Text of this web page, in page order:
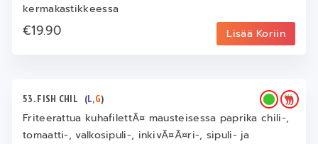
kermakastikkeessa
€19.90 Lisää Koriin
53. FISH CHIL (L,G)
Friteerattua kuhafilettÃ¤ mausteisessa paprika chili-,
tomaatti-, valkosipuli-, inkivÃ¤Ã¤ri-, sipuli- ja